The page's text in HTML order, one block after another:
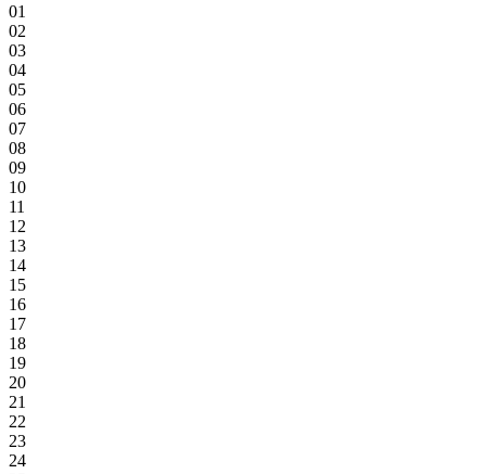
01
02
03
04
05
06
07
08
09
10
11
12
13
14
15
16
17
18
19
20
21
22
23
24